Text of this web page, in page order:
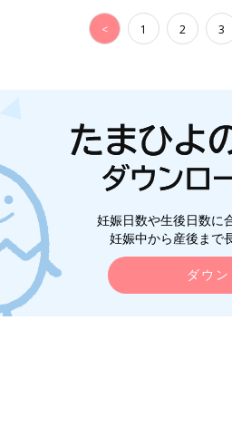
< 1 2 3
妊娠日数や生後日数に
妊娠中から産後まで
ダウ